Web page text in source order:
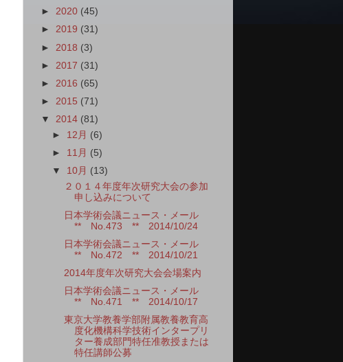
► 2020 (45)
► 2019 (31)
► 2018 (3)
► 2017 (31)
► 2016 (65)
► 2015 (71)
▼ 2014 (81)
► 12月 (6)
► 11月 (5)
▼ 10月 (13)
２０１４年度年次研究大会の参加
申し込みについて
日本学術会議ニュース・メール
** No.473 ** 2014/10/24
日本学術会議ニュース・メール
** No.472 ** 2014/10/21
2014年度年次研究大会会場案内
日本学術会議ニュース・メール
** No.471 ** 2014/10/17
東京大学教養学部附属教養教育高
度化機構科学技術インタープリ
ター養成部門特任准教授または
特任講師公募